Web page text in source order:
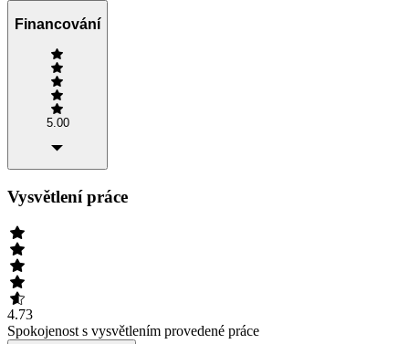
Financování
5.00
Vysvětlení práce
4.73
Spokojenost s vysvětlením provedené práce